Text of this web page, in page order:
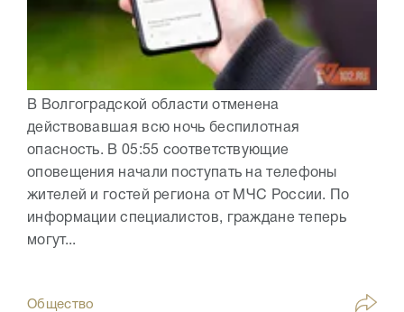
В Волгоградской области отменена
действовавшая всю ночь беспилотная
опасность. В 05:55 соответствующие
оповещения начали поступать на телефоны
жителей и гостей региона от МЧС России. По
информации специалистов, граждане теперь
могут...
Общество